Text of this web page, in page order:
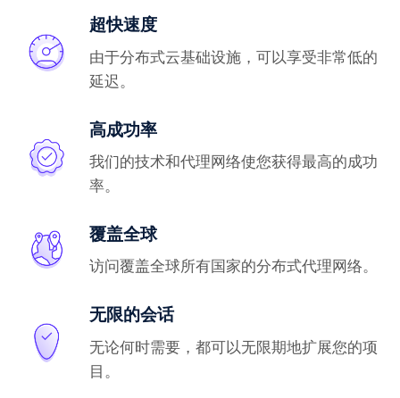
超快速度
由于分布式云基础设施，可以享受非常低的
延迟。
高成功率
我们的技术和代理网络使您获得最高的成功
率。
覆盖全球
访问覆盖全球所有国家的分布式代理网络。
无限的会话
无论何时需要，都可以无限期地扩展您的项
目。